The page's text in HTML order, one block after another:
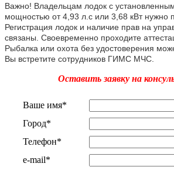
Важно! Владельцам лодок с
мощностью от 4,93 л.с или 3,68 кВт нужно
Регистрация лодок и наличие прав на
связаны. Своевременно проходите
Рыбалка или охота без удостоверения
Вы встретите сотрудников ГИМС МЧС.
Оставить заявку на
Ваше имя*
Город*
Телефон*
e-mail*